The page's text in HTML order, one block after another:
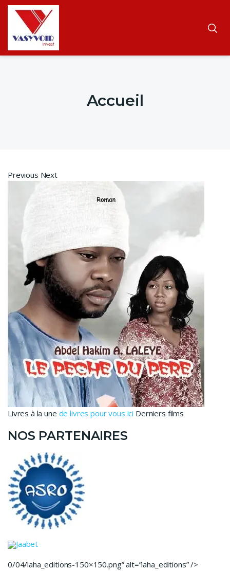
Accueil
Previous Next
Livres à la une de livres pour vous ici Derniers films
NOS PARTENAIRES
Jaabet
0/04/laha_editions-150×150.png” alt=”laha_editions” />